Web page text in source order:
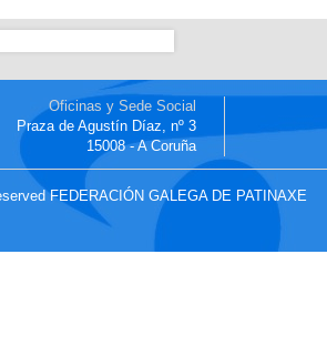
Oficinas y Sede Social
Praza de Agustín Díaz, nº 3
15008 - A Coruña
FEDERACIÓN GALEGA DE PATINAXE